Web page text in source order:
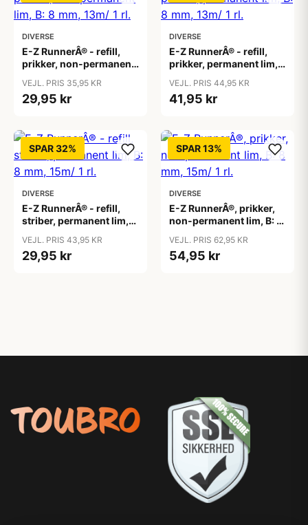
DIVERSE
E-Z RunnerÂ® - refill,
prikker, non-permanent
VEJL. PRIS 35,95 KR
29,95 kr
DIVERSE
E-Z RunnerÂ® - refill,
prikker, permanent lim,
VEJL. PRIS 44,95 KR
41,95 kr
SPAR 32%
DIVERSE
E-Z RunnerÂ® - refill,
striber, permanent lim,
VEJL. PRIS 43,95 KR
29,95 kr
SPAR 13%
DIVERSE
E-Z RunnerÂ®, prikker,
non-permanent lim, B: 8
VEJL. PRIS 62,95 KR
54,95 kr